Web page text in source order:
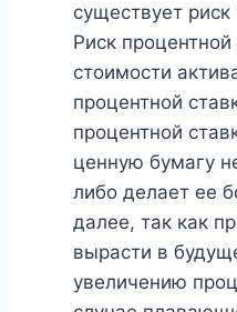
существует
Риск
стоимости
процентной
процентной
ценную бумагу
либо делает ее
далее, так как
вырасти в
увеличению